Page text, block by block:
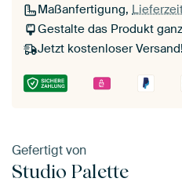
Maßanfertigung,
Gestalte das Produkt
Jetzt kostenloser Versand!
Gefertigt von
Studio Palette